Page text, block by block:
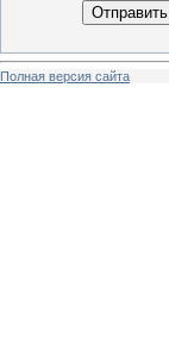
Отправить
Полная версия сайта